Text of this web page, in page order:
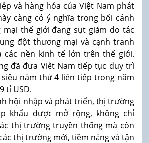
và hàng hóa của Việt Nam phát
càng có ý nghĩa trong bối cảnh
mại thế giới đang sụt giảm do tác
đột thương mại và cạnh tranh
các nền kinh tế lớn trên thế giới.
đã đưa Việt Nam tiếp tục duy trì
năm thứ 4 liên tiếp trong năm
tỉ USD.
hội nhập và phát triển, thị trường
khẩu được mở rộng, không chỉ
thị trường truyền thống mà còn
thị trường mới, tiềm năng và tận